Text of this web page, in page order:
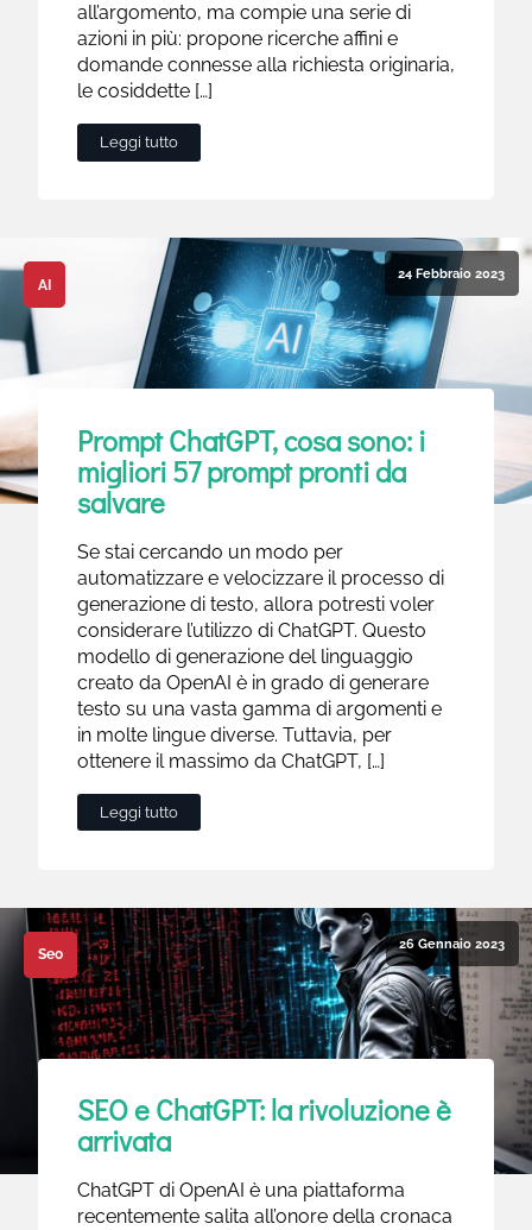
all’argomento, ma compie una serie di
azioni in più: propone ricerche affini e
domande connesse alla richiesta originaria,
le cosiddette […]
Leggi tutto
24 Febbraio 2023
AI
Prompt ChatGPT, cosa sono: i
migliori 57 prompt pronti da
salvare
Se stai cercando un modo per
automatizzare e velocizzare il processo di
generazione di testo, allora potresti voler
considerare l’utilizzo di ChatGPT. Questo
modello di generazione del linguaggio
creato da OpenAI è in grado di generare
testo su una vasta gamma di argomenti e
in molte lingue diverse. Tuttavia, per
ottenere il massimo da ChatGPT, […]
Leggi tutto
26 Gennaio 2023
Seo
SEO e ChatGPT: la rivoluzione è
arrivata
ChatGPT di OpenAI è una piattaforma
recentemente salita all’onore della cronaca